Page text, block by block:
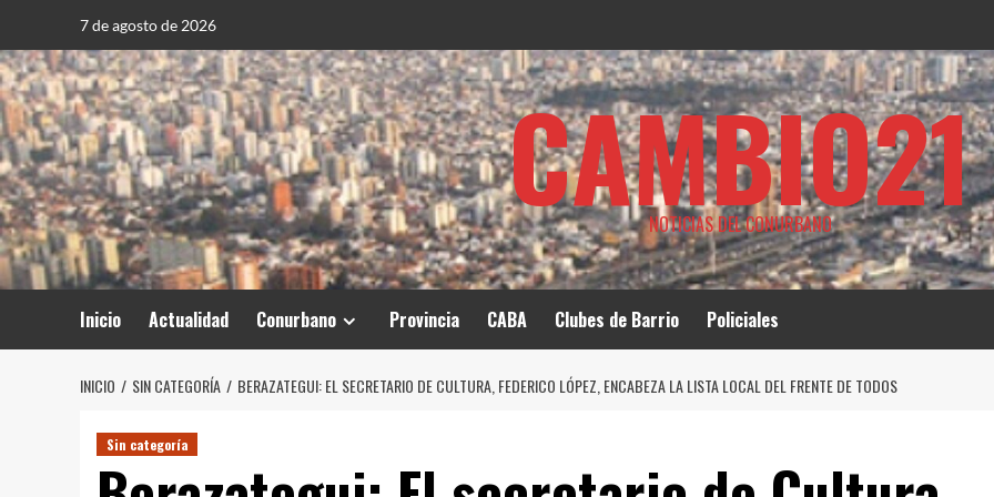
contenido
7 de agosto de 2026
CAMBIO21
NOTICIAS DEL CONURBANO
Inicio Actualidad Conurbano Provincia CABA Clubes de Barrio Policiales
INICIO SIN CATEGORÍA BERAZATEGUI: EL SECRETARIO DE CULTURA, FEDERICO LÓPEZ, ENCABEZA LA LISTA LOCAL DEL FRENTE DE TODOS
Sin categoría